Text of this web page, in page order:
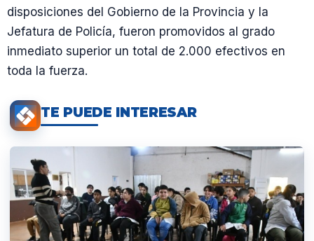
disposiciones del Gobierno de la Provincia y la
Jefatura de Policía, fueron promovidos al grado
inmediato superior un total de 2.000 efectivos en
toda la fuerza.
TE PUEDE INTERESAR